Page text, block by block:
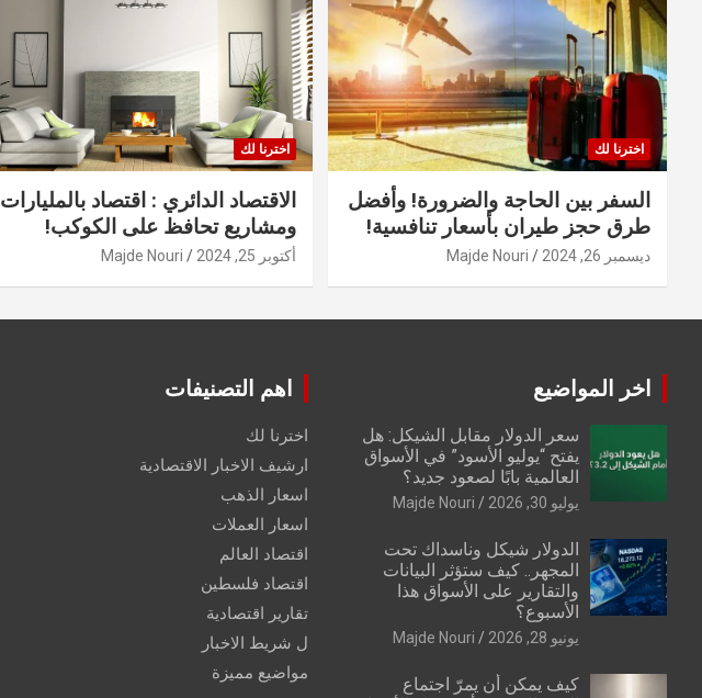
اخترنا لك
السفر بين الحاجة والضرورة! وأفضل
طرق حجز طيران بأسعار تنافسية!
ديسمبر 26, 2024 Majde Nouri
اخترنا لك
الاقتصاد الدائري : اقتصاد بالمليارات
ومشاريع تحافظ على الكوكب!
أكتوبر 25, 2024 Majde Nouri
اخر المواضيع
سعر الدولار مقابل الشيكل: هل
يفتح “يوليو الأسود” في الأسواق
العالمية بابًا لصعود جديد؟
يوليو 30, 2026 Majde Nouri
الدولار شيكل وناسداك تحت
المجهر.. كيف ستؤثر البيانات
والتقارير على الأسواق هذا
الأسبوع؟
يونيو 28, 2026 Majde Nouri
كيف يمكن أن يمرّ اجتماع
اهم التصنيفات
اخترنا لك
ارشيف الاخبار الاقتصادية
اسعار الذهب
اسعار العملات
اقتصاد العالم
اقتصاد فلسطين
تقارير اقتصادية
ل شريط الاخبار
مواضيع مميزة